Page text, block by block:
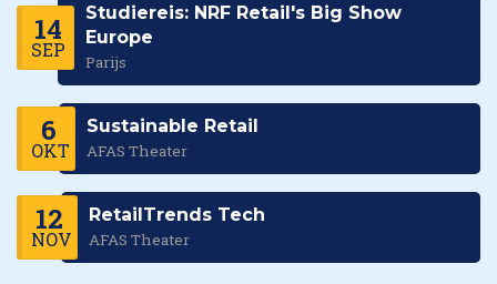
14
SEP
Studiereis: NRF Retail's Big Show
Europe
Parijs
6
OKT
Sustainable Retail
AFAS Theater
12
NOV
RetailTrends Tech
AFAS Theater